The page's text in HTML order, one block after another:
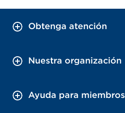
Obtenga atención
Nuestra organización
Ayuda para miembros